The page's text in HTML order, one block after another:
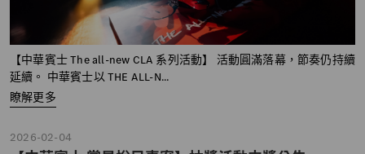
【中華賓士 The all-new CLA 系列活動】 活動圓滿落幕，節奏仍持續
延續。 中華賓士以 THE ALL-N...
瞭解更多
2026-02-04